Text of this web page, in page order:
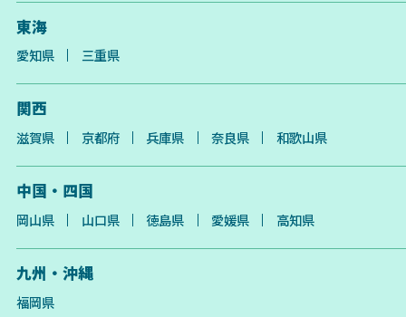
東海
愛知県 三重県
関西
滋賀県 京都府 兵庫県 奈良県 和歌山県
中国・四国
岡山県 山口県 徳島県 愛媛県 高知県
九州・沖縄
福岡県